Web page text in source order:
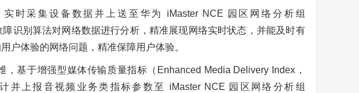
时采集设备数据并上送至华为 iMaster NCE 园区网络分析组
识别算法对网络数据进行分析，精准展现网络实时状态，并能及时有
户体验的网络问题，精准保障用户体验。
基于增强型媒体传输质量指标（Enhanced Media Delivery Index，
并上报音视频业务类指标参数至 iMaster NCE 园区网络分析组